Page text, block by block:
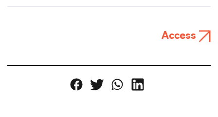
Access